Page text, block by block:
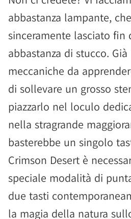
abbastanza lampante,
sinceramente lasciato fin
abbastanza di stucco.
meccaniche da
di sollevare un grosso
piazzarlo nel loculo
nella stragrande
basterebbe un singolo
Crimson Desert è
speciale modalità di
due tasti
la magia della natura